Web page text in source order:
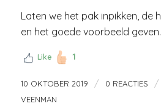
Laten we het pak inpikken, de
en het goede voorbeeld
Like 1
10 OKTOBER 2019 / 0 REACTIES /
VEENMAN